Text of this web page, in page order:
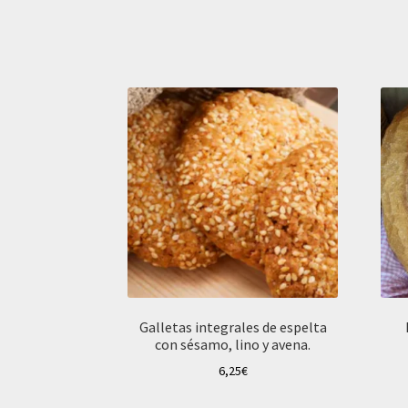
Galletas integrales de espelta
con sésamo, lino y avena.
6,25€